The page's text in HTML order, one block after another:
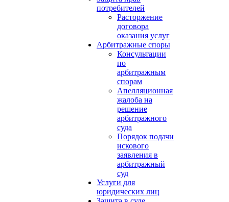
потребителей
Расторжение
договора
оказания услуг
Арбитражные споры
Консультации
по
арбитражным
спорам
Апелляционная
жалоба на
решение
арбитражного
суда
Порядок подачи
искового
заявления в
арбитражный
суд
Услуги для
юридических лиц